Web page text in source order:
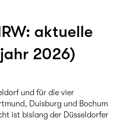
aktuelle
2026)
und für die vier
Duisburg und Bochum
ist bislang der Düsseldorfer